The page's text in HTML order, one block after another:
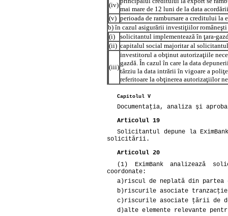
(iv)
mai mare de 12 luni de la data
(v) perioada de rambursare a creditului la
b) în cazul asigurării investiţiilor
(i)
solicitantul implementează în ţara-
(ii) capitalul social majoritar al
(iii)
investitorul a obţinut autorizaţiile
gazdă. În cazul în care la data
târziu la data intrării în vigoare a
referitoare la obţinerea autorizaţiilor
Capitolul V
Documentaţia, analiza şi
Articolul 19
Solicitantul depune la
solicitării.
Articolul 20
(1) EximBank analizează
coordonate:
a)riscul de neplată din
b)riscurile asociate
c)riscurile asociate ţării de
d)alte elemente relevante